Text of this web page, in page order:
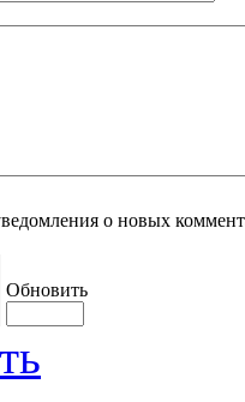
о новых
Обновить